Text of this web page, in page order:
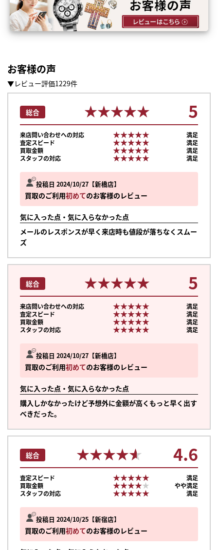
お客様の声
▼レビュー評価1229件
投稿日 2024/10/27 新橋店
買取のご利用初めてのお客様のレビュー
気に入った点・気に入らなかった点
メールのレスポンスが早く来店時も値段が落ちなくスムー
ズ
総合 ★★★★★
★★★★★ 5
来店問い合わせへの対応 ★★★★★
★★★★★
満足
査定スピード
★★★★★
★★★★★
満足
買取金額
★★★★★
★★★★★
満足
スタッフの対応
★★★★★
★★★★★ 満足
投稿日 2024/10/27 新橋店
買取のご利用初めてのお客様のレビュー
気に入った点・気に入らなかった点
購入しかなかったけど予想外に金額が高くもっと早く出す
べきだった。
総合 ★★★★★
★★★★★ 5
来店問い合わせへの対応 ★★★★★
★★★★★
満足
査定スピード
★★★★★
★★★★★
満足
買取金額
★★★★★
★★★★★
満足
スタッフの対応
★★★★★
★★★★★ 満足
投稿日 2024/10/25 新宿店
買取のご利用初めてのお客様のレビュー
総合 ★★★★★
★★★★★ 4.6
査定スピード ★★★★★
★★★★★
満足
買取金額
★★★★★
★★★★★
やや満足
スタッフの対応
★★★★★
★★★★★ 満足